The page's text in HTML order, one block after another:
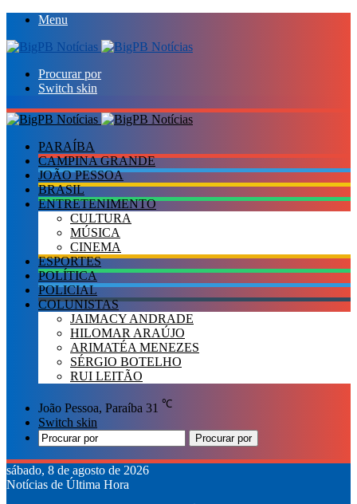
Menu
Procurar por
Switch skin
PARAÍBA
CAMPINA GRANDE
JOÃO PESSOA
BRASIL
ENTRETENIMENTO
CULTURA
MÚSICA
CINEMA
ESPORTES
POLÍTICA
POLICIAL
COLUNISTAS
JAIMACY ANDRADE
HILOMAR ARAÚJO
ARIMATÉA MENEZES
SÉRGIO BOTELHO
RUI LEITÃO
João Pessoa, Paraíba 31 ℃
Switch skin
Procurar por
sábado, 8 de agosto de 2026
Notícias de Última Hora